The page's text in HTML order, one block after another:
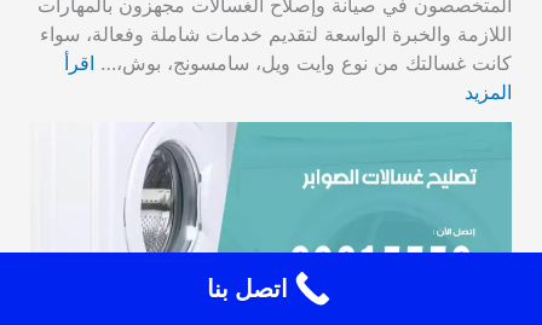
المتخصصون في صيانة وإصلاح الغسالات مجهزون بالمهارات
اللازمة والخبرة الواسعة لتقديم خدمات شاملة وفعالة، سواء
كانت غسالتك من نوع وايت ويل، سامسونج، بوش،… اقرأ
المزيد
اتصل بنا